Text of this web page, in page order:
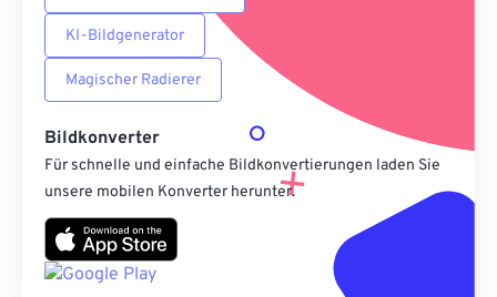
KI-Bildgenerator
Magischer Radierer
Bildkonverter
Für schnelle und einfache Bildkonvertierungen laden Sie
unsere mobilen Konverter herunter.